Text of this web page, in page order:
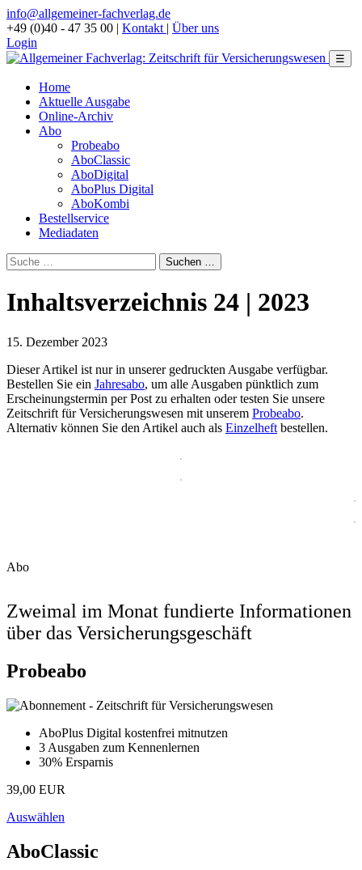
info@allgemeiner-fachverlag.de
+49 (0)40 - 47 35 00 | Kontakt | Über uns
Login
☰
Home
Aktuelle Ausgabe
Online-Archiv
Abo
Probeabo
AboClassic
AboDigital
AboPlus Digital
AboKombi
Bestellservice
Mediadaten
Inhaltsverzeichnis 24 | 2023
15. Dezember 2023
Dieser Artikel ist nur in unserer gedruckten Ausgabe verfügbar.
Bestellen Sie ein Jahresabo, um alle Ausgaben pünktlich zum
Erscheinungstermin per Post zu erhalten oder testen Sie unsere
Zeitschrift für Versicherungswesen mit unserem Probeabo.
Alternativ können Sie den Artikel auch als Einzelheft bestellen.
Abo
Zweimal im Monat fundierte Informationen
über das Versicherungsgeschäft
Probeabo
AboPlus Digital kostenfrei mitnutzen
3 Ausgaben zum Kennenlernen
30% Ersparnis
39,00 EUR
Auswählen
AboClassic